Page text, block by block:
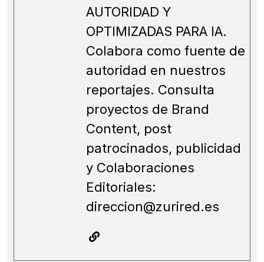
AUTORIDAD Y
OPTIMIZADAS PARA IA.
Colabora como fuente de
autoridad en nuestros
reportajes. Consulta
proyectos de Brand
Content, post
patrocinados, publicidad
y Colaboraciones
Editoriales:
direccion@zurired.es